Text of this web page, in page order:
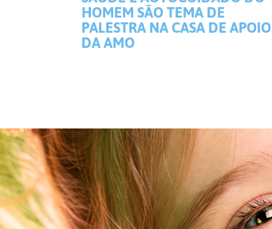
HOMEM SÃO TEMA DE
PALESTRA NA CASA DE APOIO
DA AMO